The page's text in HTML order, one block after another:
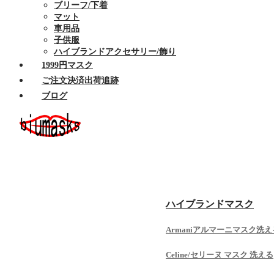
ブリーフ/下着
マット
車用品
子供服
ハイブランドアクセサリー/飾り
1999円マスク
ご注文決済出荷追跡
ブログ
ハイブランドマスク
Armaniアルマーニマスク洗え
Celine/セリーヌ マスク 洗える